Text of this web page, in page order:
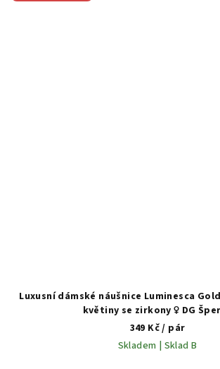
Luxusní dámské náušnice Luminesca
květiny se zirkony ♀️ DG
349 Kč/ pár
Skladem | Sklad B